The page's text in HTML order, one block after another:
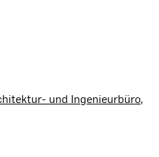
und Ingenieurbüro,